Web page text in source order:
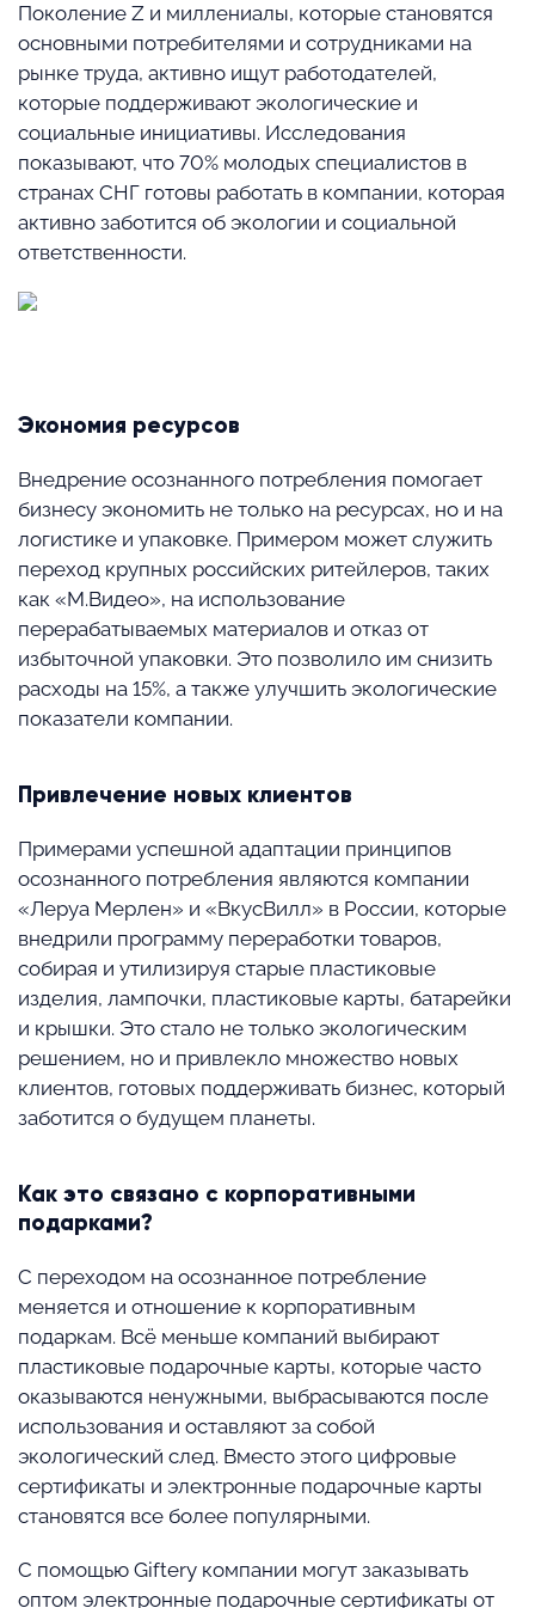
Поколение Z и миллениалы, которые становятся
основными потребителями и сотрудниками на
рынке труда, активно ищут работодателей,
которые поддерживают экологические и
социальные инициативы. Исследования
показывают, что 70% молодых специалистов в
странах СНГ готовы работать в компании, которая
активно заботится об экологии и социальной
ответственности.
Экономия ресурсов
Внедрение осознанного потребления помогает
бизнесу экономить не только на ресурсах, но и на
логистике и упаковке. Примером может служить
переход крупных российских ритейлеров, таких
как «М.Видео», на использование
перерабатываемых материалов и отказ от
избыточной упаковки. Это позволило им снизить
расходы на 15%, а также улучшить экологические
показатели компании.
Привлечение новых клиентов
Примерами успешной адаптации принципов
осознанного потребления являются компании
«Леруа Мерлен» и «ВкусВилл» в России, которые
внедрили программу переработки товаров,
собирая и утилизируя старые пластиковые
изделия, лампочки, пластиковые карты, батарейки
и крышки. Это стало не только экологическим
решением, но и привлекло множество новых
клиентов, готовых поддерживать бизнес, который
заботится о будущем планеты.
Как это связано с корпоративными
подарками?
С переходом на осознанное потребление
меняется и отношение к корпоративным
подаркам. Всё меньше компаний выбирают
пластиковые подарочные карты, которые часто
оказываются ненужными, выбрасываются после
использования и оставляют за собой
экологический след. Вместо этого цифровые
сертификаты и электронные подарочные карты
становятся все более популярными.
С помощью Giftery компании могут заказывать
оптом электронные подарочные сертификаты от